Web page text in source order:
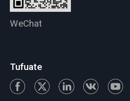
WeChat
Tufuate